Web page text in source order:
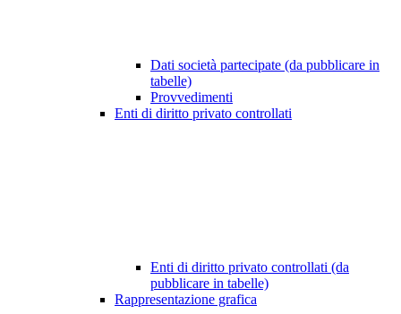
Dati società partecipate (da pubblicare in
tabelle)
Provvedimenti
Enti di diritto privato controllati
Enti di diritto privato controllati (da
pubblicare in tabelle)
Rappresentazione grafica